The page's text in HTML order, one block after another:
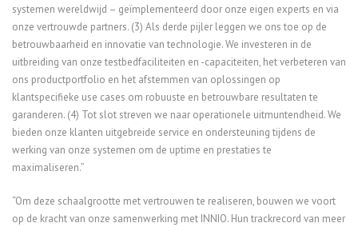
systemen wereldwijd – geïmplementeerd door onze eigen experts en via
onze vertrouwde partners. (3) Als derde pijler leggen we ons toe op de
betrouwbaarheid en innovatie van technologie. We investeren in de
uitbreiding van onze testbedfaciliteiten en -capaciteiten, het verbeteren van
ons productportfolio en het afstemmen van oplossingen op
klantspecifieke use cases om robuuste en betrouwbare resultaten te
garanderen. (4) Tot slot streven we naar operationele uitmuntendheid. We
bieden onze klanten uitgebreide service en ondersteuning tijdens de
werking van onze systemen om de uptime en prestaties te
maximaliseren.”
“Om deze schaalgrootte met vertrouwen te realiseren, bouwen we voort
op de kracht van onze samenwerking met INNIO. Hun trackrecord van meer